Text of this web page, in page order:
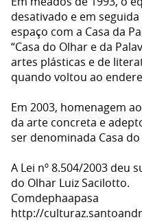
desativado e em
espaço com a Casa da
“Casa do Olhar e da
artes plásticas e de
quando voltou ao
Em 2003, homenagem
da arte concreta e
ser denominada Casa
A Lei nº 8.504/2003 deu
do Olhar Luiz Sacilotto.
Comdephaapasa
http://